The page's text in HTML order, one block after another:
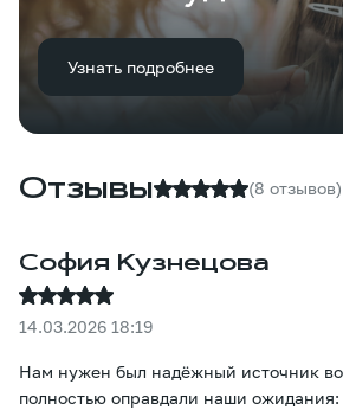
Узнать подробнее
Отзывы (8 отзывов)
София Кузнецова
14.03.2026 18:19
Нам нужен был надёжный источник
полностью оправдали наши ожидания: